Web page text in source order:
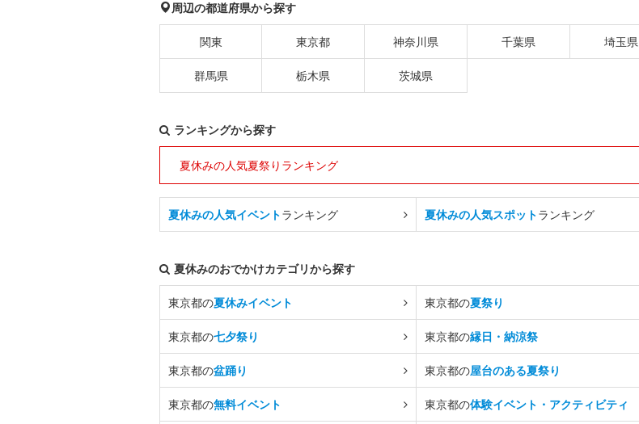
周辺の都道府県から探す
関東 東京都 神奈川県 千葉県 埼玉県
群馬県 栃木県 茨城県
ランキングから探す
夏休みの人気夏祭りランキング
夏休みの人気イベントランキング 夏休みの人気スポットランキング
夏休みのおでかけカテゴリから探す
東京都の夏休みイベント 東京都の夏祭り
東京都の七夕祭り 東京都の縁日・納涼祭
東京都の盆踊り 東京都の屋台のある夏祭り
東京都の無料イベント 東京都の体験イベント・アクティビティ